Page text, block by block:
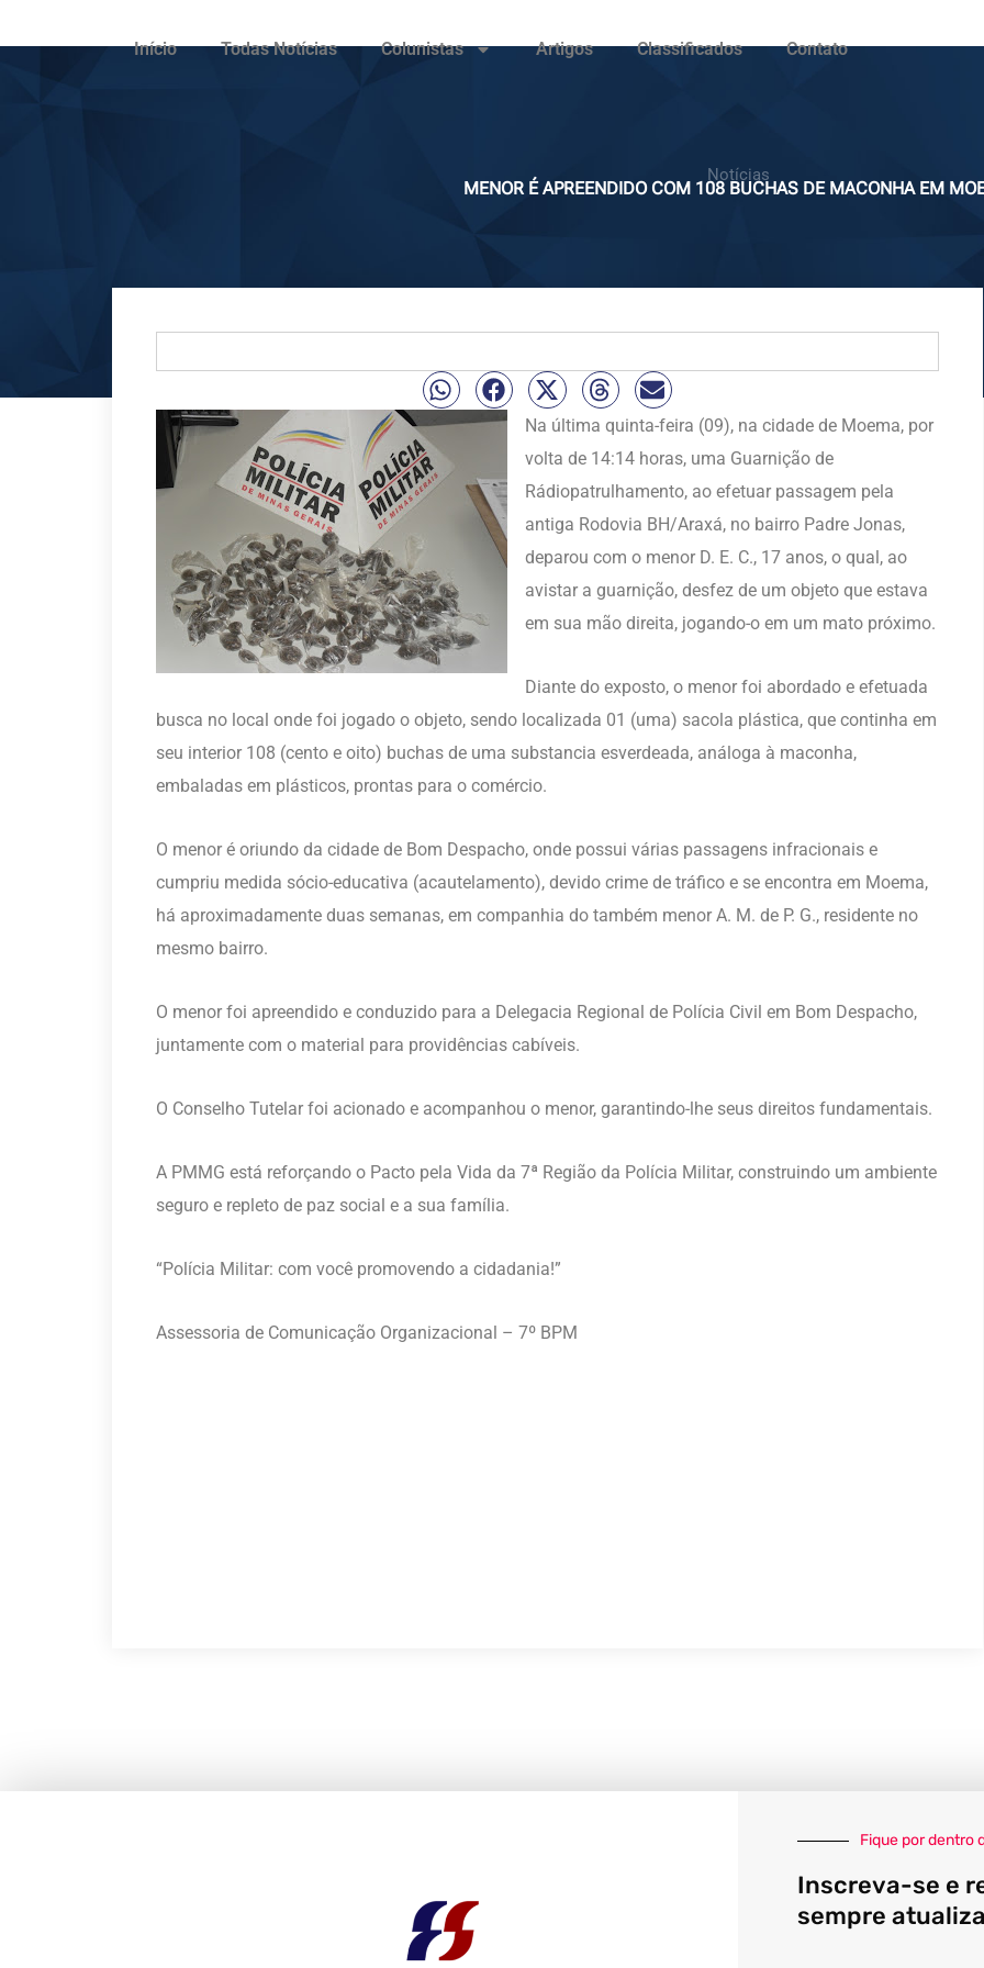
Início Todas Notícias Colunistas Artigos Classificados Contato
Notícias
MENOR É APREENDIDO COM 108 BUCHAS DE MACONHA EM
Na última quinta-feira (09), na cidade de Moema, por
volta de 14:14 horas, uma Guarnição de
Rádiopatrulhamento, ao efetuar passagem pela
antiga Rodovia BH/Araxá, no bairro Padre Jonas,
deparou com o menor D. E. C., 17 anos, o qual, ao
avistar a guarnição, desfez de um objeto que estava
em sua mão direita, jogando-o em um mato próximo.
Diante do exposto, o menor foi abordado e efetuada
busca no local onde foi jogado o objeto, sendo localizada 01 (uma) sacola plástica, que continha em
seu interior 108 (cento e oito) buchas de uma substancia esverdeada, análoga à maconha,
embaladas em plásticos, prontas para o comércio.
O menor é oriundo da cidade de Bom Despacho, onde possui várias passagens infracionais e
cumpriu medida sócio-educativa (acautelamento), devido crime de tráfico e se encontra em Moema,
há aproximadamente duas semanas, em companhia do também menor A. M. de P. G., residente no
mesmo bairro.
O menor foi apreendido e conduzido para a Delegacia Regional de Polícia Civil em Bom Despacho,
juntamente com o material para providências cabíveis.
O Conselho Tutelar foi acionado e acompanhou o menor, garantindo-lhe seus direitos fundamentais.
A PMMG está reforçando o Pacto pela Vida da 7ª Região da Polícia Militar, construindo um ambiente
seguro e repleto de paz social e a sua família.
“Polícia Militar: com você promovendo a cidadania!”
Assessoria de Comunicação Organizacional – 7º BPM
Fique por dentro
Inscreva-se e
sempre